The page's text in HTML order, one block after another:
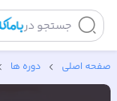
جستجو در
صفحه اصلی دوره ها